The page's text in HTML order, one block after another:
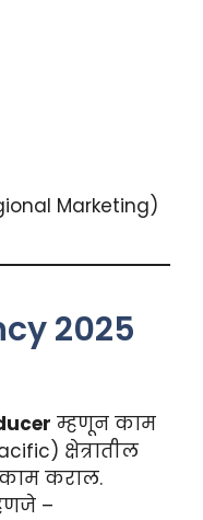
Marketing)
2025
म्हणून काम
क्षेत्रातील
काम कराल.
–